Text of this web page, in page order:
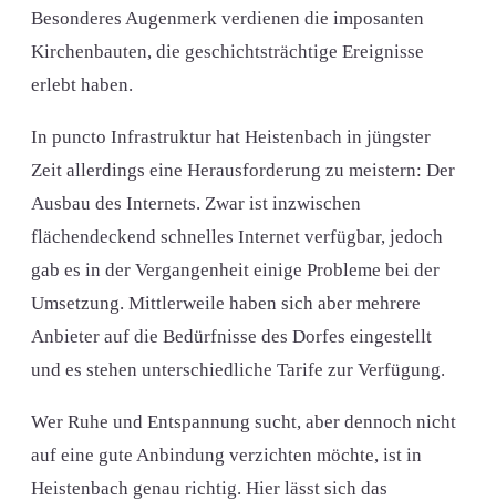
Besonderes Augenmerk verdienen die imposanten
Kirchenbauten, die geschichtsträchtige Ereignisse
erlebt haben.
In puncto Infrastruktur hat Heistenbach in jüngster
Zeit allerdings eine Herausforderung zu meistern: Der
Ausbau des Internets. Zwar ist inzwischen
flächendeckend schnelles Internet verfügbar, jedoch
gab es in der Vergangenheit einige Probleme bei der
Umsetzung. Mittlerweile haben sich aber mehrere
Anbieter auf die Bedürfnisse des Dorfes eingestellt
und es stehen unterschiedliche Tarife zur Verfügung.
Wer Ruhe und Entspannung sucht, aber dennoch nicht
auf eine gute Anbindung verzichten möchte, ist in
Heistenbach genau richtig. Hier lässt sich das